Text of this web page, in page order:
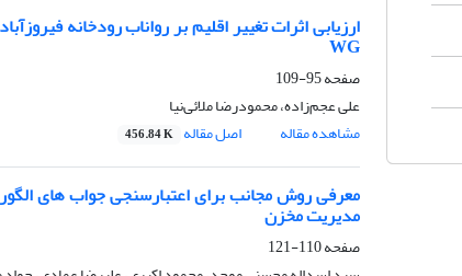
WG
صفحه95-109
علی عجم‌زاده، محمودرضا ملائی‌نیا
مشاهده مقاله
اصل مقاله 456.84 K
معرفی روش مجانب برای اعتبارسنجی جواب های
مدیریت مخزن
صفحه110-121